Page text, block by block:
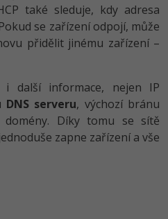
také sleduje, kdy adresa
se zařízení odpojí, může
přidělit jinému zařízení –
i další informace, nejen IP
DNS serveru, výchozí bránu
Díky tomu se sítě
zapne zařízení a vše